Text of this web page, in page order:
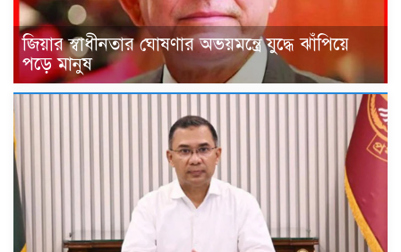
জিয়ার স্বাধীনতার ঘোষণার অভয়মন্ত্রে যুদ্ধে ঝাঁপিয়ে
পড়ে মানুষ